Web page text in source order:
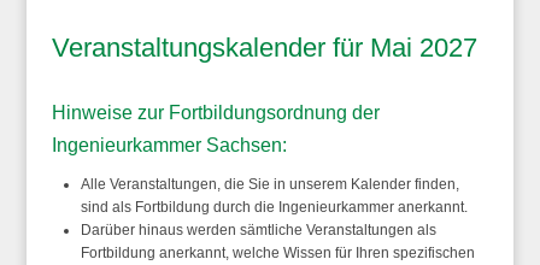
Veranstaltungskalender für Mai 2027
Hinweise zur Fortbildungsordnung der
Ingenieurkammer Sachsen:
Alle Veranstaltungen, die Sie in unserem Kalender finden,
sind als Fortbildung durch die Ingenieurkammer anerkannt.
Darüber hinaus werden sämtliche Veranstaltungen als
Fortbildung anerkannt, welche Wissen für Ihren spezifischen